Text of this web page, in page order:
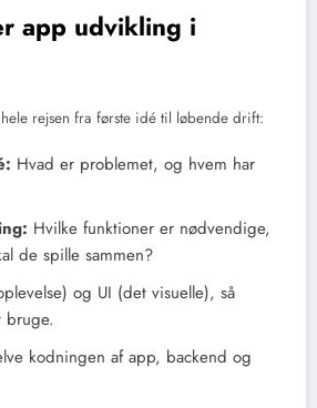
app udvikling i
rejsen fra første idé til løbende drift:
Hvad er problemet, og hvem har
Hvilke funktioner er nødvendige,
de spille sammen?
og UI (det visuelle), så
bruge.
kodningen af app, backend og